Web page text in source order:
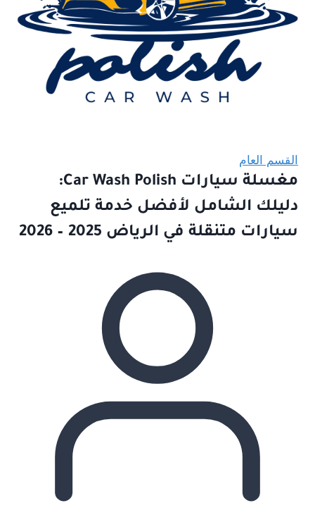
القسم العام
مغسلة سيارات Car Wash Polish:
دليلك الشامل لأفضل خدمة تلميع
سيارات متنقلة في الرياض 2025 – 2026